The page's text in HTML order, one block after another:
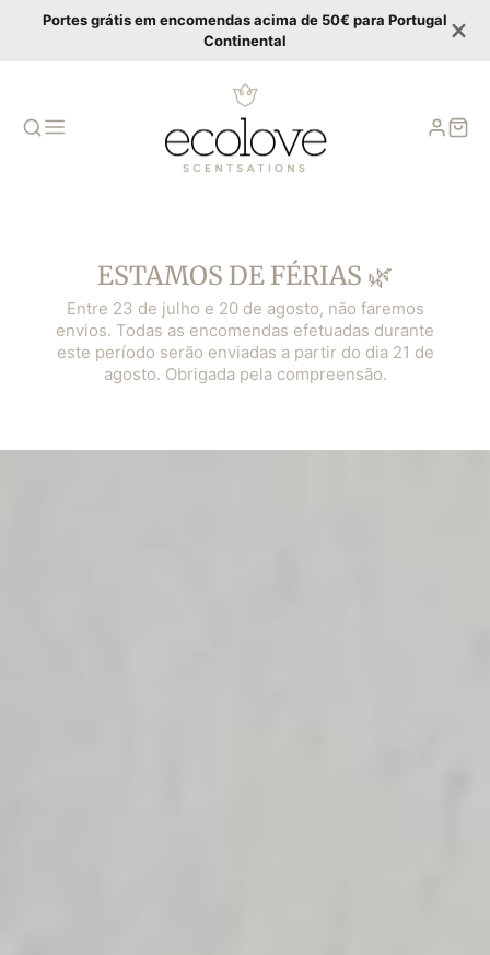
Portes grátis em encomendas acima de 50€ para Portugal
Continental
ESTAMOS DE FÉRIAS 🌿
Entre 23 de julho e 20 de agosto, não faremos
envios. Todas as encomendas efetuadas durante
este período serão enviadas a partir do dia 21 de
agosto. Obrigada pela compreensão.